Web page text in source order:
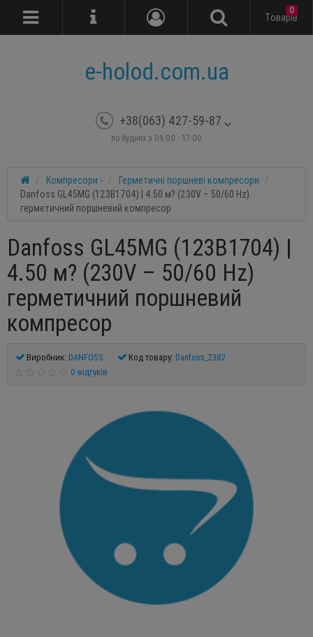
e-holod.com.ua
+38(063) 427-59-87
по буднях з 09:00 - 17:00
Tоварів
0
Компресори -
Герметичні поршневі компресори
Danfoss GL45MG (123B1704) | 4.50 м? (230V – 50/60 Hz)
герметичний поршневий компресор
Danfoss GL45MG (123B1704) |
4.50 м? (230V – 50/60 Hz)
герметичний поршневий
компресор
Виробник: DANFOSS Код товару: Danfoss_2382
0 відгуків